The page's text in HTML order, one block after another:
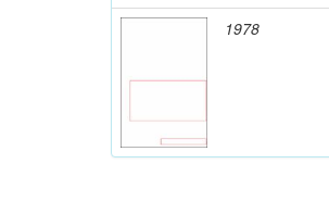
1978